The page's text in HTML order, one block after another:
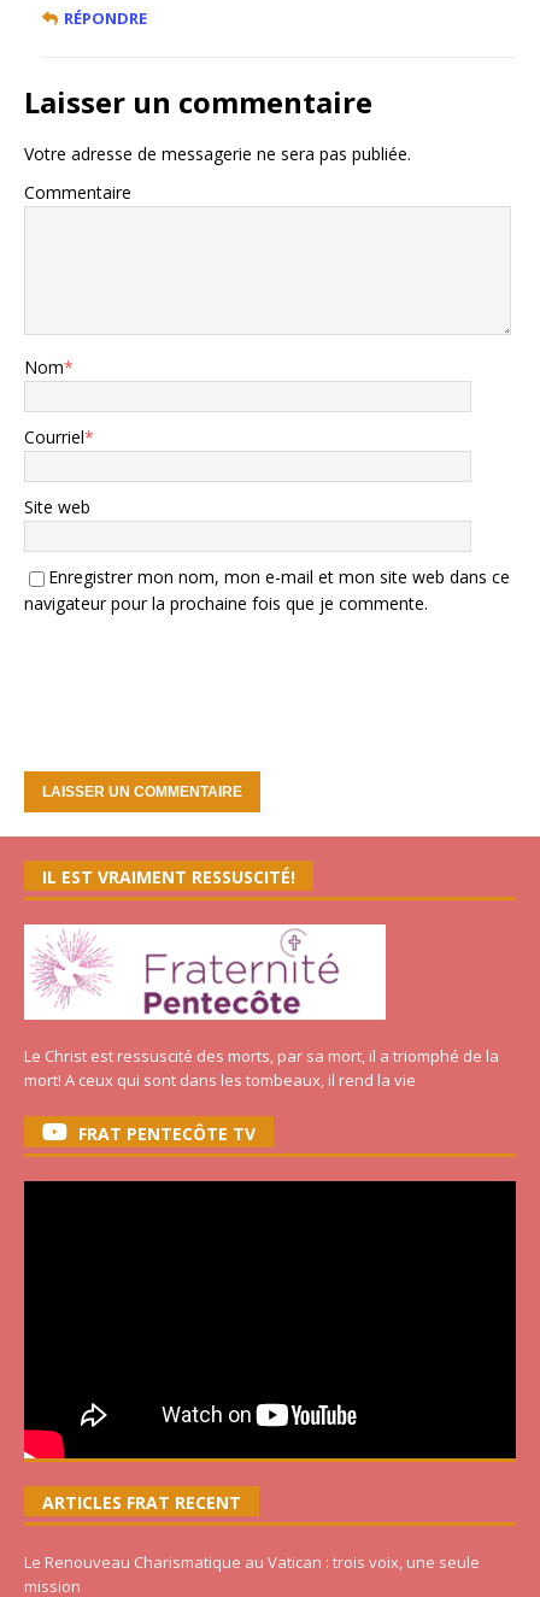
RÉPONDRE
Laisser un commentaire
Votre adresse de messagerie ne sera pas publiée.
Commentaire
Nom*
Courriel*
Site web
Enregistrer mon nom, mon e-mail et mon site web dans ce
navigateur pour la prochaine fois que je commente.
IL EST VRAIMENT RESSUSCITÉ!
Le Christ est ressuscité des morts, par sa mort, il a triomphé de la
mort! A ceux qui sont dans les tombeaux, il rend la vie
FRAT PENTECÔTE TV
ARTICLES FRAT RECENT
Le Renouveau Charismatique au Vatican : trois voix, une seule
mission